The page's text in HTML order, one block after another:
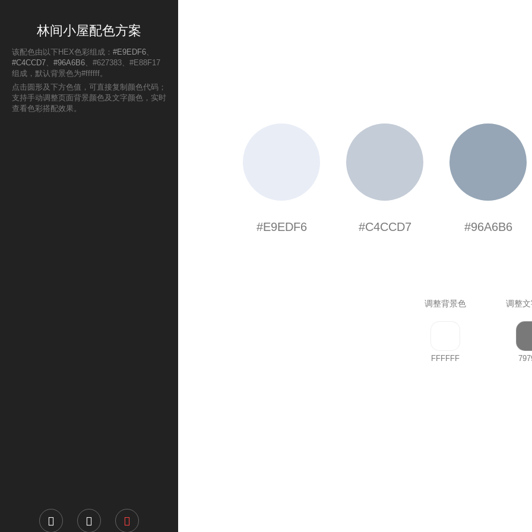
林间小屋配色方案
该配色由以下HEX色彩组成： #E9EDF6、
#C4CCD7、 #96A6B6、#627383、#E88F17
组成，默认背景色为#ffffff。
点击圆形及下方色值，可直接复制颜色代码；
支持手动调整页面背景颜色及文字颜色，实时
查看色彩搭配效果。
#E9EDF6 #C4CCD7 #96A6B6
调整背景色 调整